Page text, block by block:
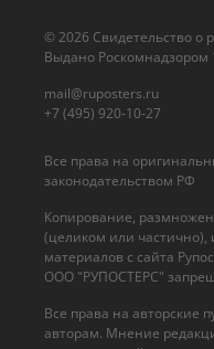
Все права на
законодательством РФ
Копирование,
(целиком или частично),
материалов с сайта
ООО "РУПОСТЕРС"
Все права на авторские
авторам. Мнение
© 2026 Cвидетельство о
Выдано Роскомнадзором
mail@ruposters.ru
+7 (495) 920-10-27